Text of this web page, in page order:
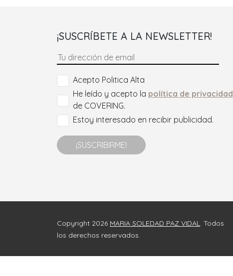
¡SUSCRÍBETE A LA NEWSLETTER!
Acepto Politica Alta
He leído y acepto la política de privacidad
de COVERING.
Estoy interesado en recibir publicidad.
¡SUSCRIBIRME!
Copyright 2026 MARIA SOLEDAD PAZ VIDAL. Todos
los derechos reservados.